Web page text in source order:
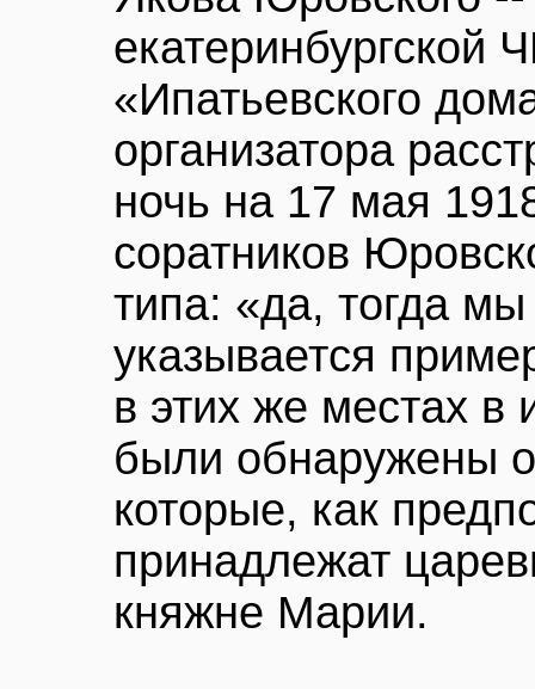
екатеринбургской
«Ипатьевского
организатора
ночь на 17 мая
соратников
типа: «да, тогда
указывается
в этих же местах в
были обнаружены
которые, как
принадлежат
княжне Марии.